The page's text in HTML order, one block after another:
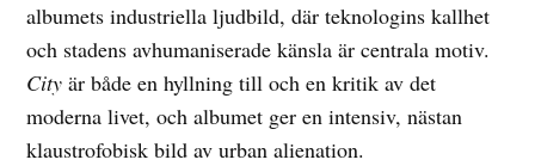
albumets industriella ljudbild, där teknologins kallhet
och stadens avhumaniserade känsla är centrala motiv.
City är både en hyllning till och en kritik av det
moderna livet, och albumet ger en intensiv, nästan
klaustrofobisk bild av urban alienation.